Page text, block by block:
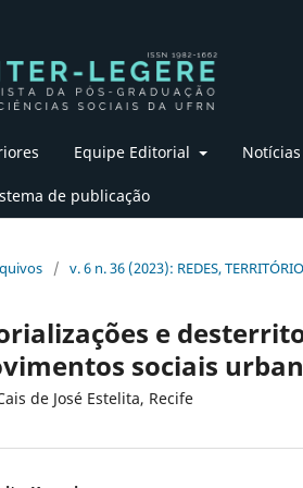
Equipe Editorial Notícias
de publicação
/ v. 6 n. 36 (2023): REDES,
e
sociais
de José Estelita, Recife